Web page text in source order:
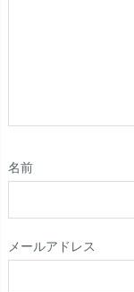
名前
メールアドレス